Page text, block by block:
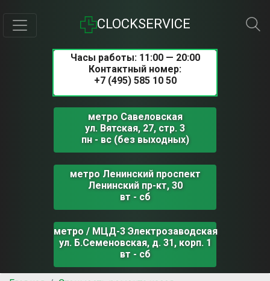
CLOCKSERVICE
Часы работы: 11:00 — 20:00
Контактный номер:
+7 (495) 585 10 50
метро Савеловская
ул. Вятская, 27, стр. 3
пн - вс (без выходных)
метро Ленинский проспект
Ленинский пр-кт, 30
вт - сб
метро / МЦД-3 Электрозаводская
ул. Б.Семеновская, д. 31, корп. 1
вт - сб